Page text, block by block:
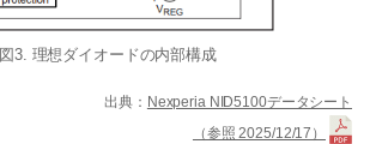
図3. 理想ダイオードの内部構成
出典： Nexperia NID5100データシート
（参照 2025/12/17）